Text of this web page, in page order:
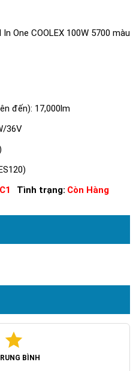
One COOLEX 100W 5700 màu
đến): 17,000lm
36V
Tình trạng: Còn Hàng
BÌNH